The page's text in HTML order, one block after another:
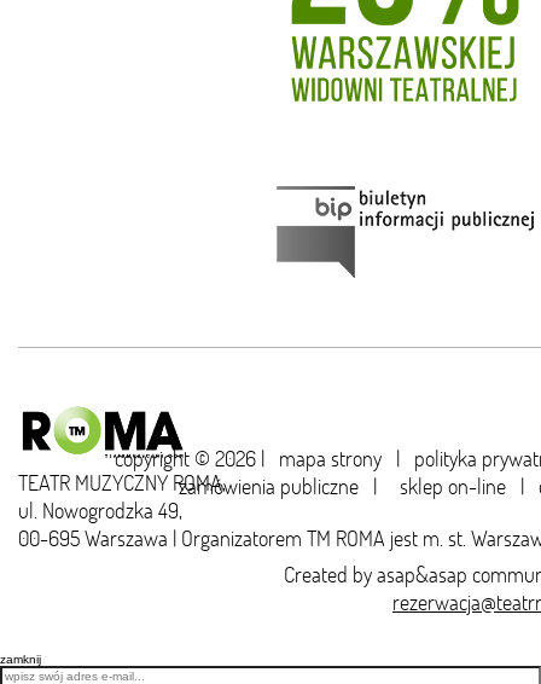
copyright © 2026 | mapa strony | polityka
zamówienia publiczne | sklep on-line |
TEATR MUZYCZNY ROMA,
ul. Nowogrodzka 49,
00-695 Warszawa | Organizatorem TM ROMA jest m. st.
Created byasap&asap
zamknij
Email